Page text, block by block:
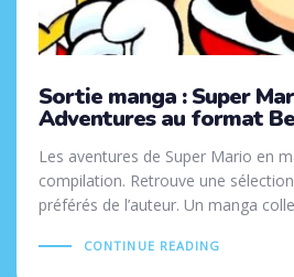
Sortie manga : Super
Adventures au format
Les aventures de Super Mario en
compilation. Retrouve une
préférés de l’auteur. Un manga
CONTINUE READING